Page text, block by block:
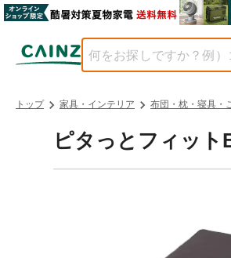
トップ 家具・インテリア 布団・枕・寝具・
ピタっとフィッ